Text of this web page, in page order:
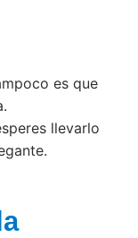
es que
llevarlo